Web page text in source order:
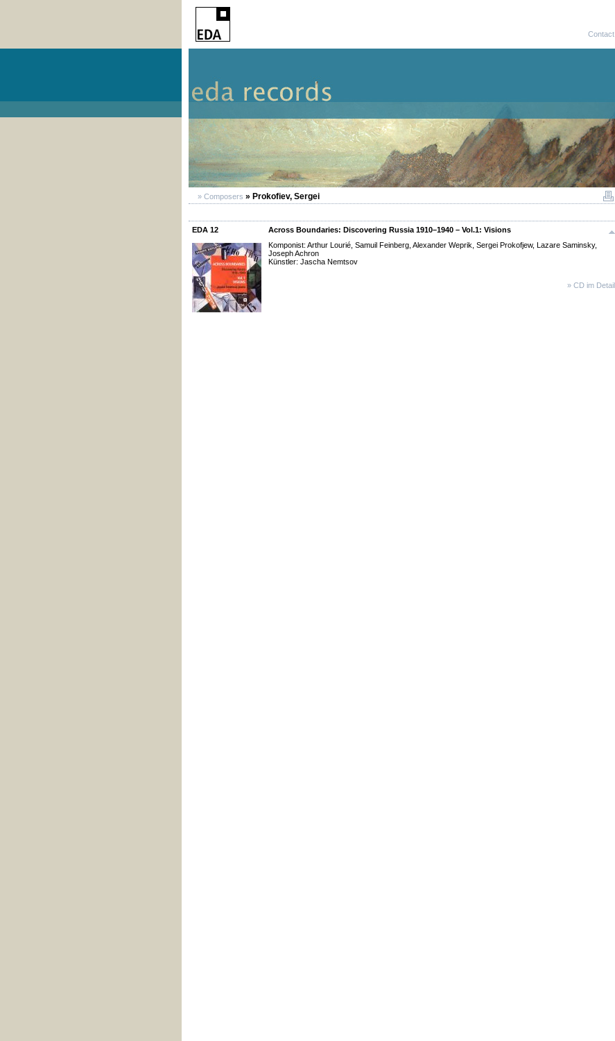
» Composers » Prokofiev, Sergei
EDA 12
Across Boundaries: Discovering Russia 1910–1940 – Vol.1: Visions
Komponist: Arthur Lourié, Samuil Feinberg, Alexander Weprik, Sergei Prokofjew, Lazare Saminsky,
Joseph Achron
Künstler: Jascha Nemtsov
» CD im Detail